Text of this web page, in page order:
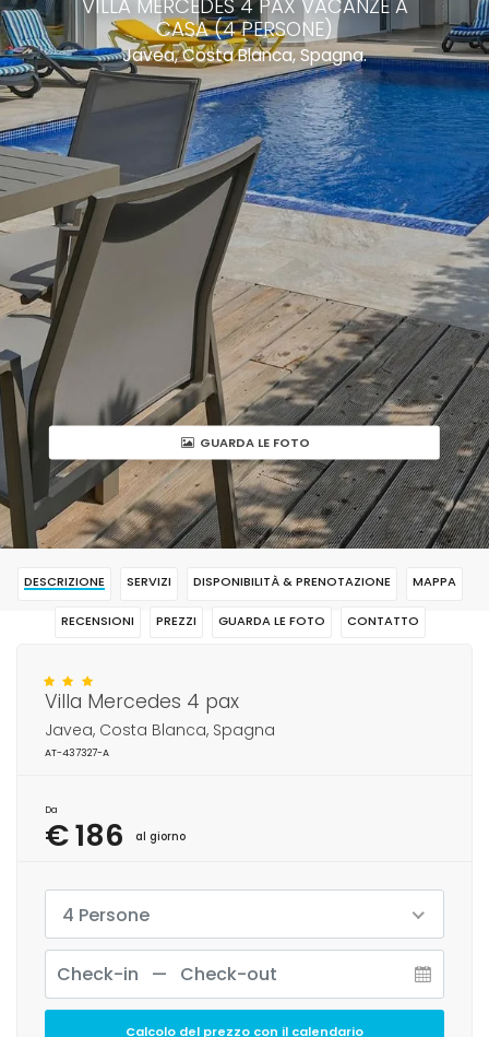
VILLA MERCEDES 4 PAX VACANZE A
CASA (4 PERSONE)
Javea, Costa Blanca, Spagna.
GUARDA LE FOTO
DESCRIZIONE SERVIZI DISPONIBILITÀ & PRENOTAZIONE MAPPA
RECENSIONI PREZZI GUARDA LE FOTO CONTATTO
Villa Mercedes 4 pax
Javea, Costa Blanca, Spagna
AT-437327-A
Da
€ 186 al giorno
4 Persone
Calcolo del prezzo con il calendario